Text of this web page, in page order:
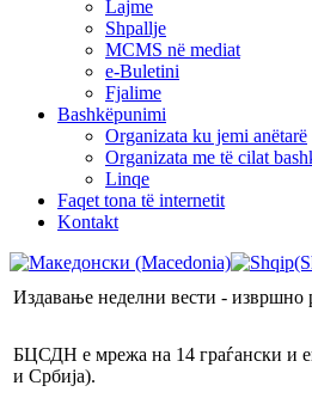
Lajme
Shpallje
MCMS në mediat
e-Buletini
Fjalime
Bashkëpunimi
Organizata ku jemi anëtarë
Organizata me të cilat
Linqe
Faqet tona të internetit
Kontakt
Издавање неделни вести - извршно
БЦСДН е мрежа на 14 граѓански и
и Србија).